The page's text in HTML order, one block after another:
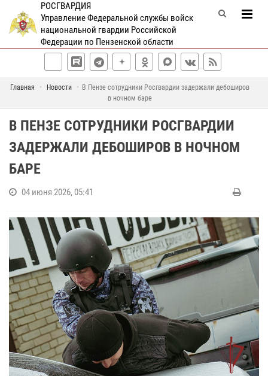
РОСГВАРДИЯ
Управление Федеральной службы войск
национальной гвардии Российской
Федерации по Пензенской области
Главная Новости
В Пензе сотрудники Росгвардии задержали дебоширов
в ночном баре
В ПЕНЗЕ СОТРУДНИКИ РОСГВАРДИИ
ЗАДЕРЖАЛИ ДЕБОШИРОВ В НОЧНОМ
БАРЕ
04 июня 2026, 05:41